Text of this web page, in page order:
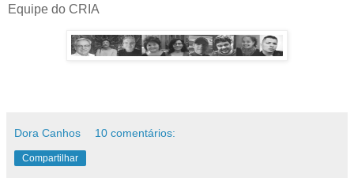
Equipe do CRIA
Dora Canhos 10 comentários:
Compartilhar